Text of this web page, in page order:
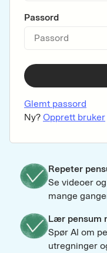
Passord
Glemt passord
Ny?Opprett bruker
Repeter
Se videoer
mange
Lær pensum
Spør AI om
utregninger